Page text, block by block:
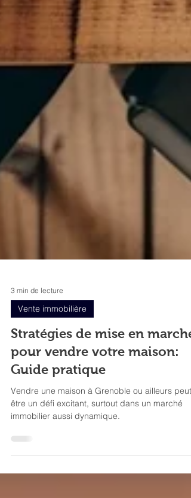
3 min de lecture
Stratégies de mise en marché
pour vendre votre maison:
Guide pratique
Vendre une maison à Grenoble ou ailleurs peut
être un défi excitant, surtout dans un marché